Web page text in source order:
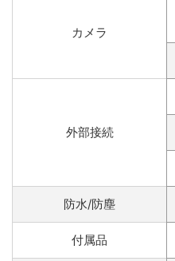
カメラ
外部接続
防水/防塵
付属品